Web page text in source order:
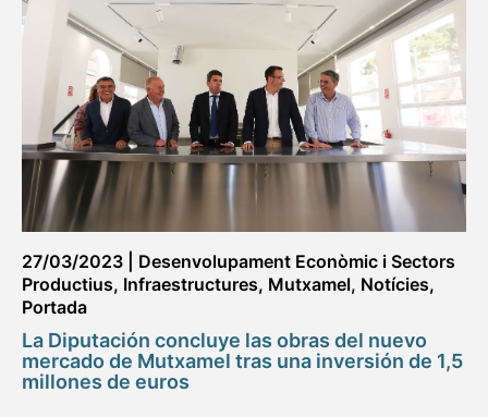
27/03/2023
Desenvolupament Econòmic i Sectors
Productius, Infraestructures, Mutxamel, Notícies,
Portada
La Diputación concluye las obras del nuevo
mercado de Mutxamel tras una inversión de 1,5
millones de euros